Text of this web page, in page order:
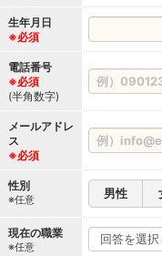
生年月日
※必須
電話番号
※必須
(半角数字)
メールアドレ
ス
※必須
性別
※任意 男性
現在の職業
※任意